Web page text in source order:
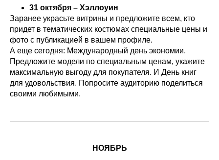
31 октября – Хэллоуин
Заранее украсьте витрины и предложите всем, кто
придет в тематических костюмах специальные цены и
фото с публикацией в вашем профиле.
А еще сегодня: Международный день экономии.
Предложите модели по специальным ценам, укажите
максимальную выгоду для покупателя. И День книг
для удовольствия. Попросите аудиторию поделиться
своими любимыми.
НОЯБРЬ